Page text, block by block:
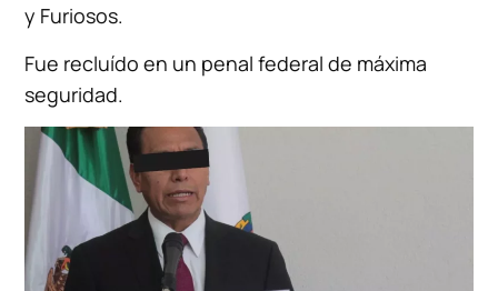
y Furiosos.
Fue recluído en un penal federal de máxima
seguridad.